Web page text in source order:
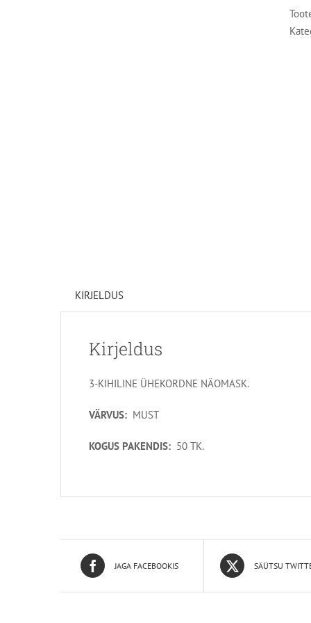
KIRJELDUS
Kirjeldus
3-KIHILINE ÜHEKORDNE NÄOMASK.
VÄRVUS: MUST
KOGUS PAKENDIS: 50 TK.
JAGA FACEBOOKIS SÄÜTSU